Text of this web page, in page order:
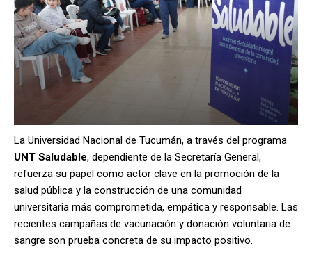
La Universidad Nacional de Tucumán, a través del programa
UNT Saludable, dependiente de la Secretaría General,
refuerza su papel como actor clave en la promoción de la
salud pública y la construcción de una comunidad
universitaria más comprometida, empática y responsable. Las
recientes campañas de vacunación y donación voluntaria de
sangre son prueba concreta de su impacto positivo.